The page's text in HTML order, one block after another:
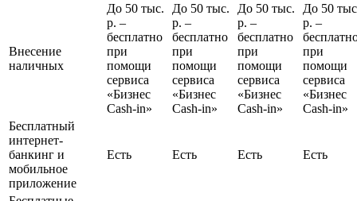
Внесение
наличных
До 50 тыс.
р. ‒
бесплатно
при
помощи
сервиса
«Бизнес
Cash-in»
До 50 тыс.
р. ‒
бесплатно
при
помощи
сервиса
«Бизнес
Cash-in»
До 50 тыс.
р. ‒
бесплатно
при
помощи
сервиса
«Бизнес
Cash-in»
До 50
р. ‒
при
помощи
сервиса
«Бизнес
Cash-in»
Бесплатный
интернет-
банкинг и
мобильное
приложение
Есть Есть Есть Есть